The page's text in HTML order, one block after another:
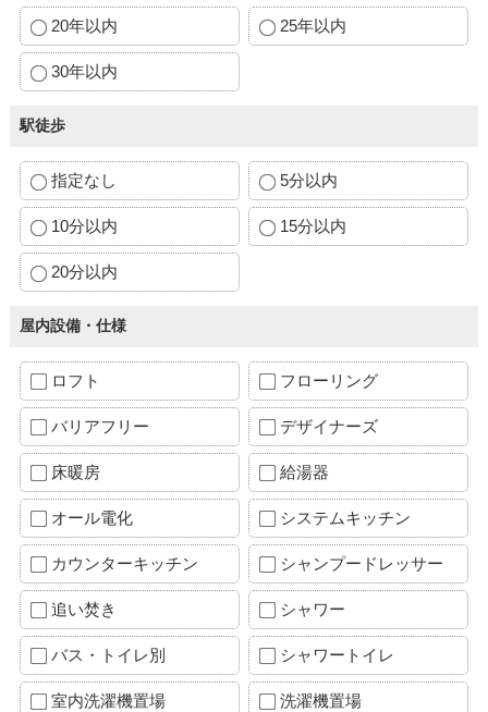
20年以内 25年以内
30年以内
駅徒歩
指定なし 5分以内
10分以内 15分以内
20分以内
屋内設備・仕様
ロフト フローリング
バリアフリー デザイナーズ
床暖房 給湯器
オール電化 システムキッチン
カウンターキッチン シャンプードレッサー
追い焚き シャワー
バス・トイレ別 シャワートイレ
室内洗濯機置場 洗濯機置場